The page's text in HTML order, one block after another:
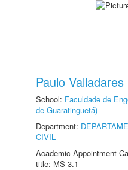
Paulo
School: Faculdade de
de Guaratinguetá)
Department:
CIVIL
Academic Appointment
title: MS-3.1